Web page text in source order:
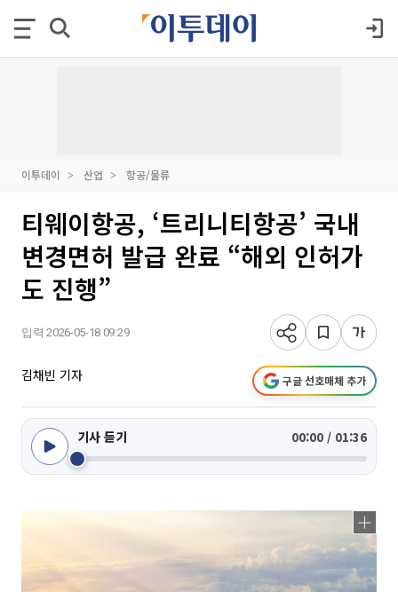
이투데이 산업 항공/물류
티웨이항공, ‘트리니티항공’ 국내
변경면허 발급 완료 “해외 인허가
도 진행”
입력 2026-05-18 09:29
김채빈 기자 구글 선호매체 추가
기사 듣기 00:00 / 01:36